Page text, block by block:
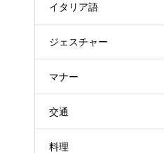
イタリア語
ジェスチャー
マナー
交通
料理